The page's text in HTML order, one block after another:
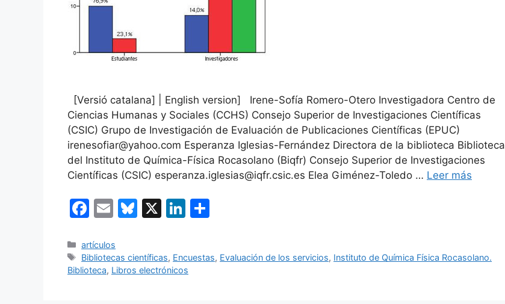
[Versió catalana] | English version] Irene-Sofía Romero-Otero Investigadora Centro de
Ciencias Humanas y Sociales (CCHS) Consejo Superior de Investigaciones Científicas
(CSIC) Grupo de Investigación de Evaluación de Publicaciones Científicas (EPUC)
irenesofiar@yahoo.com Esperanza Iglesias-Fernández Directora de la biblioteca Biblioteca
del Instituto de Química-Física Rocasolano (Biqfr) Consejo Superior de Investigaciones
Científicas (CSIC) esperanza.iglesias@iqfr.csic.es Elea Giménez-Toledo … Leer más
F
c
e
E
ai
l
Bl
s
X
Li
e p
Categorías
artículos
Etiquetas
Bibliotecas científicas, Encuestas, Evaluación de los servicios, Instituto de Química Física Rocasolano.
Biblioteca, Libros electrónicos